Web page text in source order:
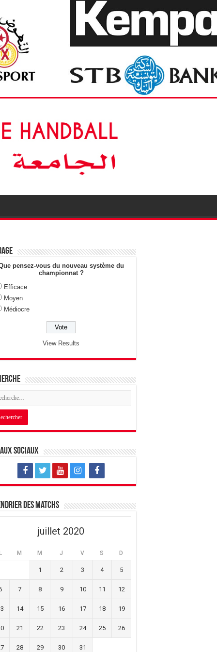
pensez-vous du nouveau système du
championnat ?
Efficace
Moyen
Médiocre
View Results
sociaux
des matchs
juillet 2020
M M J V S D
1 2 3 4 5
7 8 9 10 11 12
14 15 16 17 18 19
21 22 23 24 25 26
28 29 30 31